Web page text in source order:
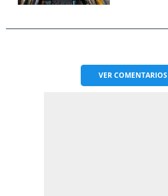
VERCOMENTARIOS